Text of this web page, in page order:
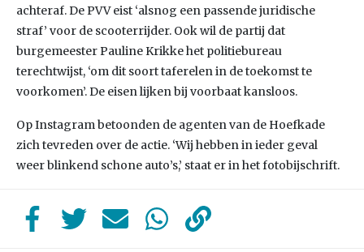
achteraf. De PVV eist ‘alsnog een passende juridische
straf’ voor de scooterrijder. Ook wil de partij dat
burgemeester Pauline Krikke het politiebureau
terechtwijst, ‘om dit soort taferelen in de toekomst te
voorkomen’. De eisen lijken bij voorbaat kansloos.
Op Instagram betoonden de agenten van de Hoefkade
zich tevreden over de actie. ‘Wij hebben in ieder geval
weer blinkend schone auto’s,’ staat er in het fotobijschrift.